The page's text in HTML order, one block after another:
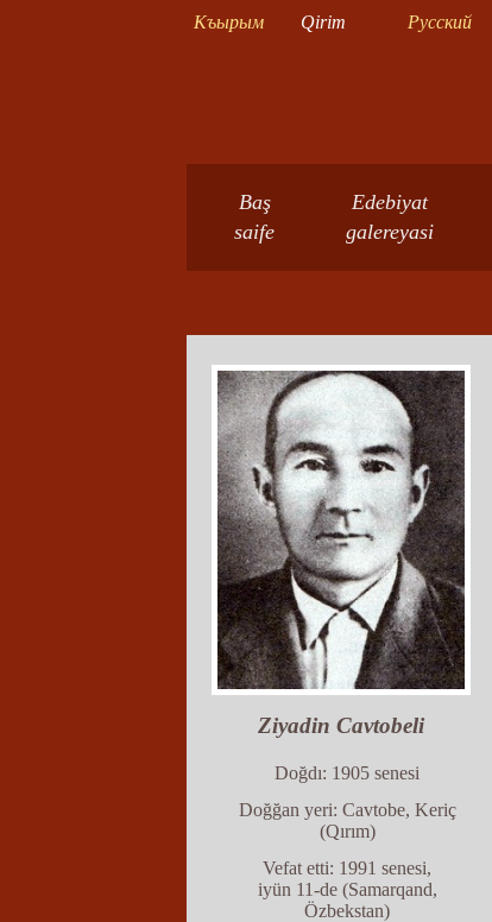
Къырым Qirim Русский
Baş
saife
Edebiyat
galereyasi
Ziyadin Cavtobeli
Doğdı: 1905 senesi
Doğğan yeri: Cavtobe, Keriç
(Qırım)
Vefat etti: 1991 senesi,
iyün 11-de (Samarqand,
Özbekstan)